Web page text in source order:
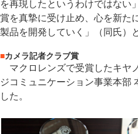
を再現したというわけではない
賞を真摯に受け止め、心を新た
製品を開発していく」（同氏）
■カメラ記者クラブ賞
マクロレンズで受賞したキヤ
ジコミュニケーション事業本部
した。